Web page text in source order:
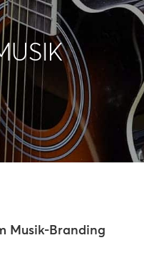
Musik-Branding